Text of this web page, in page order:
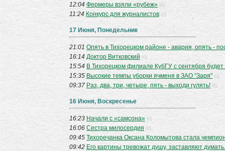
12:04 Фермеры взяли «рубеж» (0)
11:24 Конкурс для журналистов (0)
17 Июня, Понедельник
21:01 Опять в Тихорецком районе - авария, опять -
16:14 Доктор Витковский (0)
15:54 В Тихорецком филиале КубГУ с сентября будет
15:35 Высокие темпы уборки ячменя в ЗАО "Заря" (0)
09:37 Раз, два, три, четыре, пять - выходи гулять! (0)
16 Июня, Воскресенье
16:23 Начали с «самсона» (0)
16:06 Сестра милосердия (0)
09:45 Тихоречанка Оксана Коломытова стала
09:42 Его картины тревожат душу, заставляют